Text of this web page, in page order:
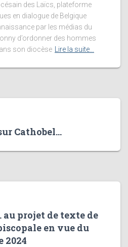
des Laïcs, plateforme
en dialogue de Belgique
par les médias du
d’ordonner des hommes
son diocèse
Lire la suite…
Cathobel…
au projet de texte de
en vue du
2024